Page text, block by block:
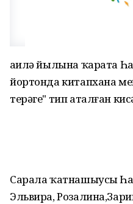
Ғаилә йылына ҡарата
йортонда китапхана
терәге" тип аталған
Сарала ҡатнашыусы
Эльвира,